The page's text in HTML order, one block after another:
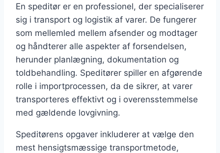
En speditør er en professionel, der specialiserer
sig i transport og logistik af varer. De fungerer
som mellemled mellem afsender og modtager
og håndterer alle aspekter af forsendelsen,
herunder planlægning, dokumentation og
toldbehandling. Speditører spiller en afgørende
rolle i importprocessen, da de sikrer, at varer
transporteres effektivt og i overensstemmelse
med gældende lovgivning.
Speditørens opgaver inkluderer at vælge den
mest hensigtsmæssige transportmetode,